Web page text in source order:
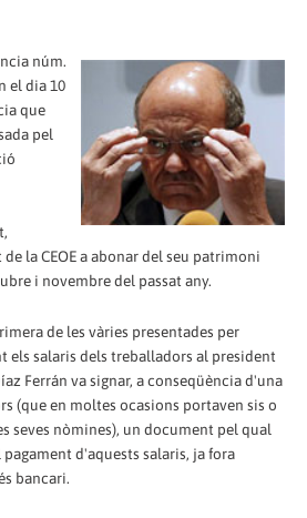
núm.
el dia 10
que
pel
la CEOE a abonar del seu patrimoni
i novembre del passat any.
de les vàries presentades per
els salaris dels treballadors al president
Ferrán va signar, a conseqüència d'una
(que en moltes ocasions portaven sis o
seves nòmines), un document pel qual
d'aquests salaris, ja fora
bancari.